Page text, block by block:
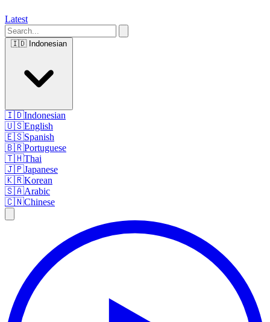
Latest
🇮🇩 Indonesian
🇮🇩Indonesian
🇺🇸English
🇪🇸Spanish
🇧🇷Portuguese
🇹🇭Thai
🇯🇵Japanese
🇰🇷Korean
🇸🇦Arabic
🇨🇳Chinese